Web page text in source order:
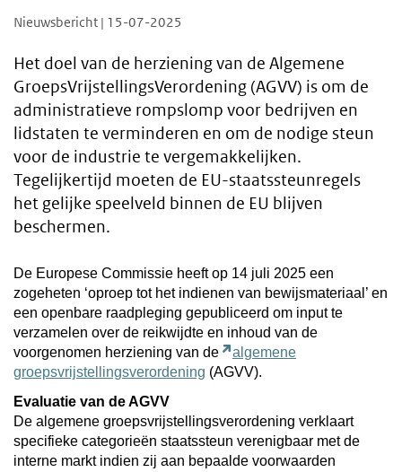
Nieuwsbericht | 15-07-2025
Het doel van de herziening van de Algemene
GroepsVrijstellingsVerordening (AGVV) is om de
administratieve rompslomp voor bedrijven en
lidstaten te verminderen en om de nodige steun
voor de industrie te vergemakkelijken.
Tegelijkertijd moeten de EU-staatssteunregels
het gelijke speelveld binnen de EU blijven
beschermen.
De Europese Commissie heeft op 14 juli 2025 een
zogeheten ‘oproep tot het indienen van bewijsmateriaal’ en
een openbare raadpleging gepubliceerd om input te
verzamelen over de reikwijdte en inhoud van de
voorgenomen herziening van de
algemene
groepsvrijstellingsverordening (AGVV).
Evaluatie van de AGVV
De algemene groepsvrijstellingsverordening verklaart
specifieke categorieën staatssteun verenigbaar met de
interne markt indien zij aan bepaalde voorwaarden